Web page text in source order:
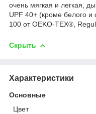
очень мягкая и легкая,
UPF 40+ (кроме белого и
100 от OEKO-TEX®,
Скрыть
Характеристики
Основные
Цвет